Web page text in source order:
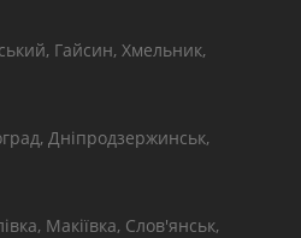
Гайсин, Хмельник,
Дніпродзержинськ,
Макіївка, Слов'янськ,